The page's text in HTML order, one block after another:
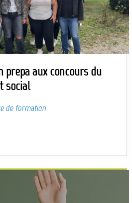
prepa aux concours du
social
de formation